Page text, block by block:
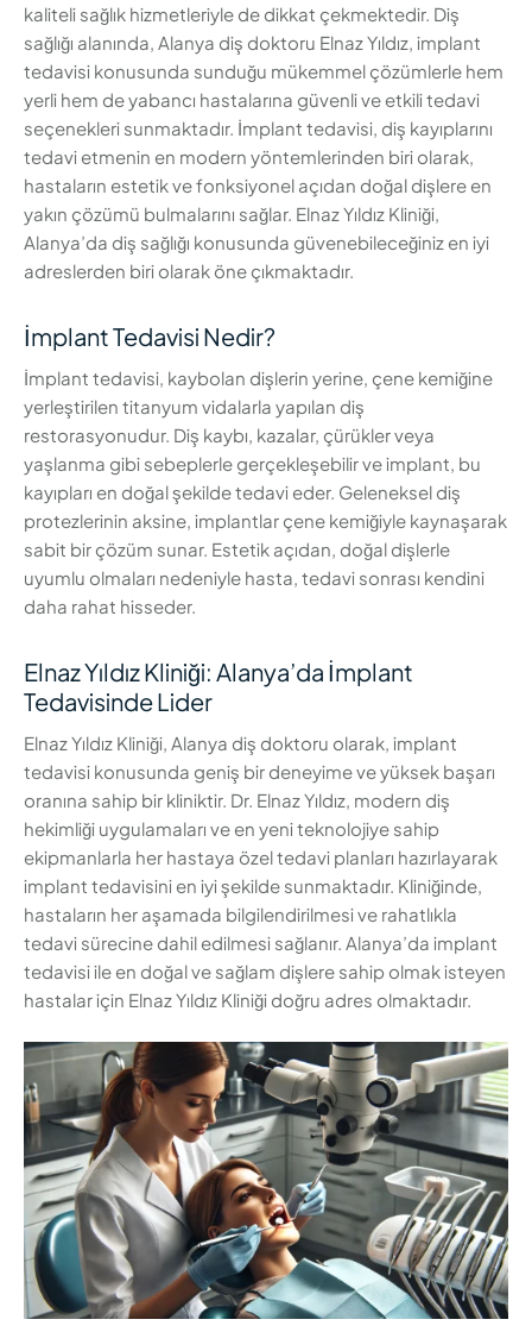
kaliteli sağlık hizmetleriyle de dikkat çekmektedir. Diş
sağlığı alanında, Alanya diş doktoru Elnaz Yıldız, implant
tedavisi konusunda sunduğu mükemmel çözümlerle hem
yerli hem de yabancı hastalarına güvenli ve etkili tedavi
seçenekleri sunmaktadır. İmplant tedavisi, diş kayıplarını
tedavi etmenin en modern yöntemlerinden biri olarak,
hastaların estetik ve fonksiyonel açıdan doğal dişlere en
yakın çözümü bulmalarını sağlar. Elnaz Yıldız Kliniği,
Alanya’da diş sağlığı konusunda güvenebileceğiniz en iyi
adreslerden biri olarak öne çıkmaktadır.
İmplant Tedavisi Nedir?
İmplant tedavisi, kaybolan dişlerin yerine, çene kemiğine
yerleştirilen titanyum vidalarla yapılan diş
restorasyonudur. Diş kaybı, kazalar, çürükler veya
yaşlanma gibi sebeplerle gerçekleşebilir ve implant, bu
kayıpları en doğal şekilde tedavi eder. Geleneksel diş
protezlerinin aksine, implantlar çene kemiğiyle kaynaşarak
sabit bir çözüm sunar. Estetik açıdan, doğal dişlerle
uyumlu olmaları nedeniyle hasta, tedavi sonrası kendini
daha rahat hisseder.
Elnaz Yıldız Kliniği: Alanya’da İmplant
Tedavisinde Lider
Elnaz Yıldız Kliniği, Alanya diş doktoru olarak, implant
tedavisi konusunda geniş bir deneyime ve yüksek başarı
oranına sahip bir kliniktir. Dr. Elnaz Yıldız, modern diş
hekimliği uygulamaları ve en yeni teknolojiye sahip
ekipmanlarla her hastaya özel tedavi planları hazırlayarak
implant tedavisini en iyi şekilde sunmaktadır. Kliniğinde,
hastaların her aşamada bilgilendirilmesi ve rahatlıkla
tedavi sürecine dahil edilmesi sağlanır. Alanya’da implant
tedavisi ile en doğal ve sağlam dişlere sahip olmak isteyen
hastalar için Elnaz Yıldız Kliniği doğru adres olmaktadır.